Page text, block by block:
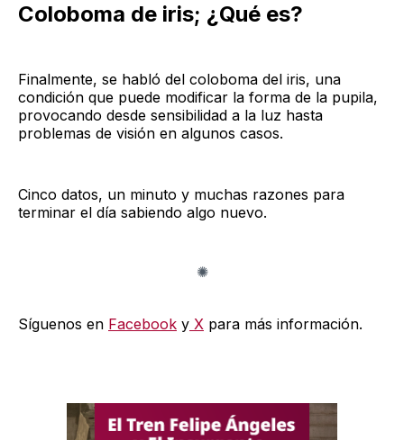
Coloboma de iris; ¿Qué es?
Finalmente, se habló del coloboma del iris, una
condición que puede modificar la forma de la pupila,
provocando desde sensibilidad a la luz hasta
problemas de visión en algunos casos.
Cinco datos, un minuto y muchas razones para
terminar el día sabiendo algo nuevo.
Síguenos en Facebook y X para más información.